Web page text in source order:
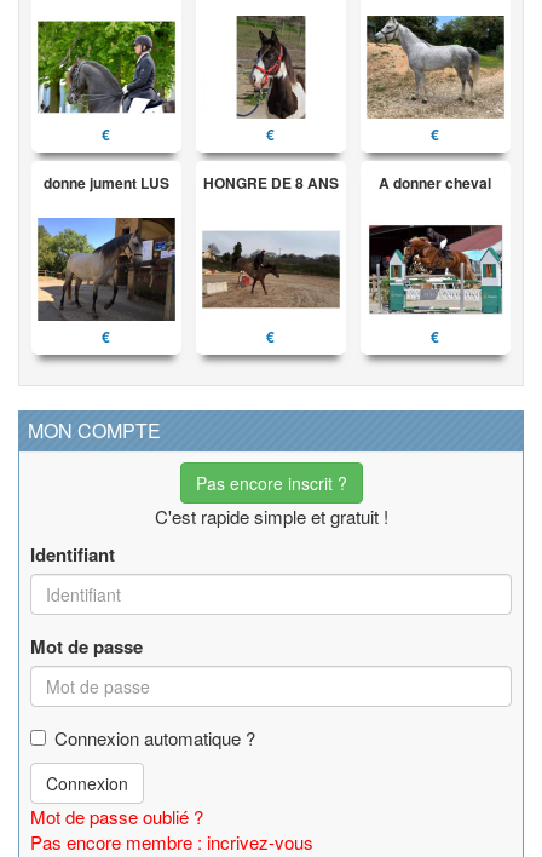
€ € €
donne jument LUS
€
HONGRE DE 8 ANS
€
A donner cheval
€
MON COMPTE
Pas encore inscrit ?
C'est rapide simple et gratuit !
Identifiant
Mot de passe
Connexion automatique ?
Connexion
Mot de passe oublié ?
Pas encore membre : incrivez-vous